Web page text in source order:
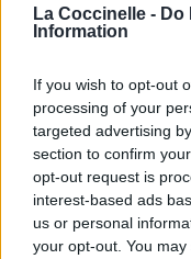
La Coccinelle - Do
Information
If you wish to opt-out
processing of your
targeted advertising
section to confirm
opt-out request is
interest-based ads
us or personal
your opt-out. You
Chanson